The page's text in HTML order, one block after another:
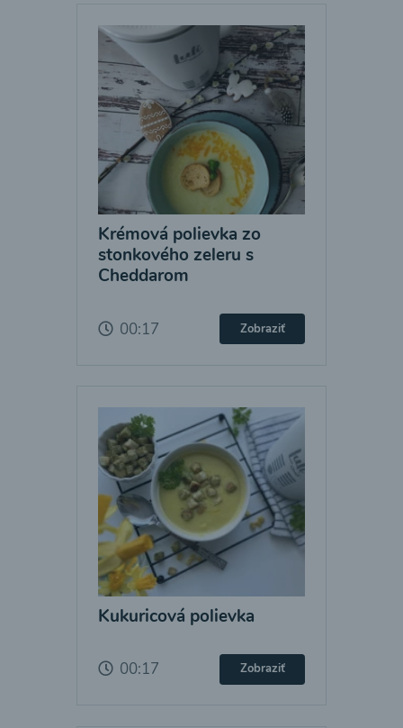
Krémová polievka zo
stonkového zeleru s
Cheddarom
00:17 Zobraziť
Kukuricová polievka
00:17 Zobraziť